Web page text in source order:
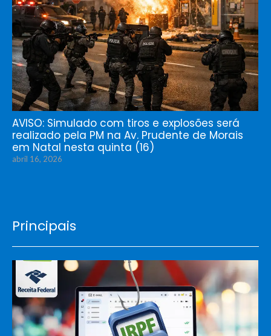
AVISO: Simulado com tiros e explosões será
realizado pela PM na Av. Prudente de Morais
em Natal nesta quinta (16)
abril 16, 2026
Principais